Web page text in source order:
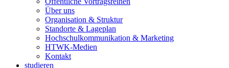
Über uns
Organisation & Struktur
Standorte & Lageplan
Hochschulkommunikation & Marketing
HTWK-Medien
Kontakt
studieren